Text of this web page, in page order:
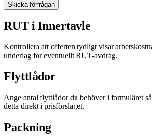
Skicka förfrågan
RUT i Innertavle
Kontrollera att offerten tydligt visar
underlag för eventuellt RUT-avdrag.
Flyttlådor
Ange antal flyttlådor du behöver i formuläret
detta direkt i prisförslaget.
Packning